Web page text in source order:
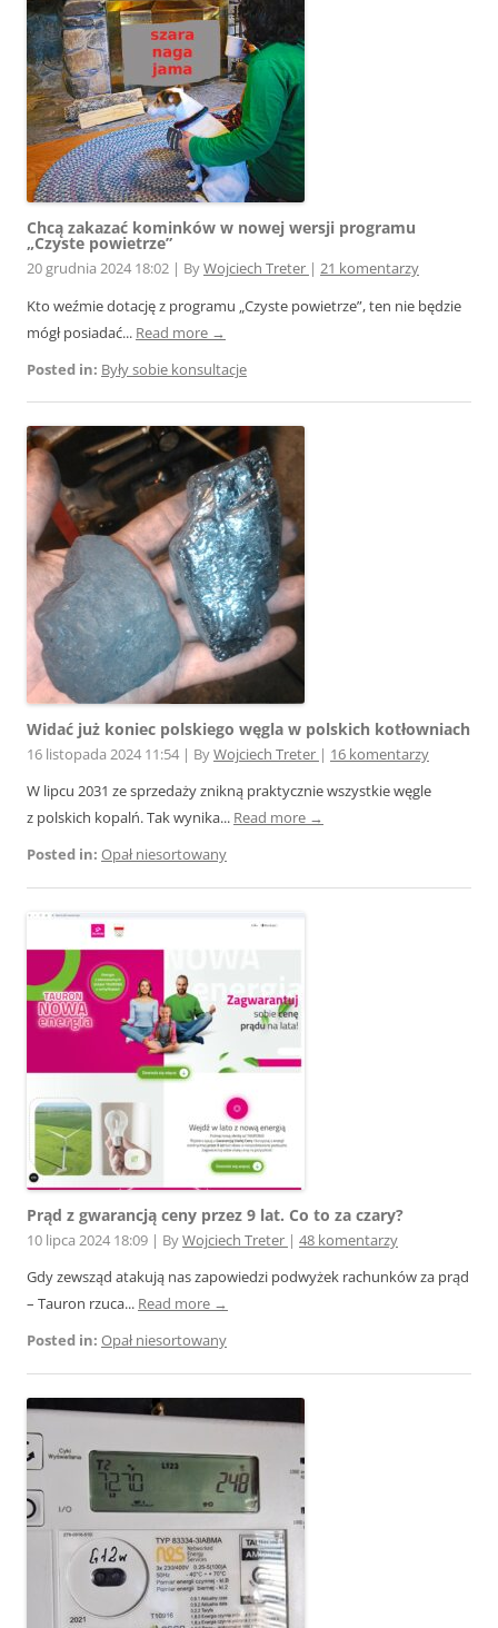
Chcą zakazać kominków w nowej wersji programu
„Czyste powietrze”
20 grudnia 2024 18:02 | ByWojciech Treter | 21 komentarzy
Kto weźmie dotację z programu „Czyste powietrze”, ten nie będzie
mógł posiadać... Read more →
Posted in: Były sobie konsultacje
Widać już koniec polskiego węgla w polskich kotłowniach
16 listopada 2024 11:54 | ByWojciech Treter | 16 komentarzy
W lipcu 2031 ze sprzedaży znikną praktycznie wszystkie węgle
z polskich kopalń. Tak wynika... Read more →
Posted in: Opał niesortowany
Prąd z gwarancją ceny przez 9 lat. Co to za czary?
10 lipca 2024 18:09 | ByWojciech Treter | 48 komentarzy
Gdy zewsząd atakują nas zapowiedzi podwyżek rachunków za prąd
– Tauron rzuca... Read more →
Posted in: Opał niesortowany